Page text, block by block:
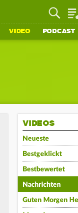
VIDEO PODCAST
VIDEOS
Neueste
Bestgeklickt
Bestbewertet
Nachrichten
Guten Morgen